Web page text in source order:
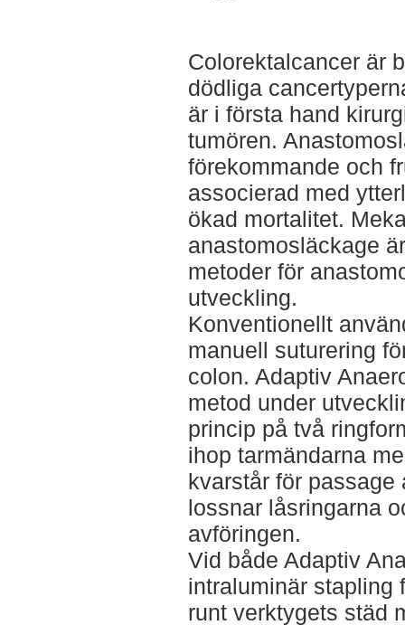
Colorektalcancer är
dödliga
är i första hand
tumören.
förekommande och
associerad med
ökad mortalitet.
anastomosläckage
metoder för
utveckling.
Konventionellt
manuell suturering
colon. Adaptiv
metod under
princip på två
ihop tarmändarna
kvarstår för
lossnar låsringarna
avföringen.
Vid både Adaptiv
intraluminär stapling
runt verktygets städ